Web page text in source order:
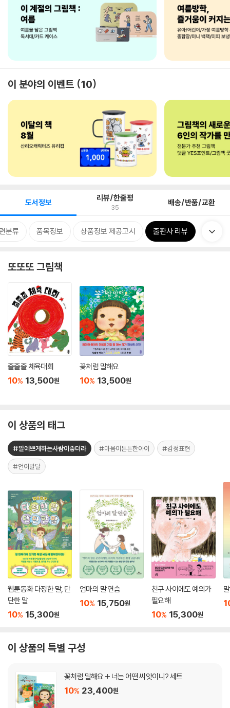
이 분야의 이벤트 10
도서정보 리뷰/한줄평
35 배송/반품/교환
분류 품목정보 상품정보 제공고시 출판사 리뷰
또또또 그림책
줄줄줄 체육대회
10% 13,500원
꽃처럼 말해요
10% 13,500원
이 상품의 태그
#말예쁘게하는사람이좋더라 #마음이튼튼한아이 #감정표현
#언어발달
웹툰동화 다정한 말, 단
단한 말
10% 15,300원
엄마의 말 연습
10% 15,750원
친구 사이에도 예의가
필요해
10% 15,300원
이 상품의 특별 구성
꽃처럼 말해요 + 너는 어떤 씨앗이니? 세트
10% 23,400원